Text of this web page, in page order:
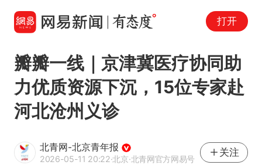
打开
瓣瓣一线｜京津冀医疗协同助
力优质资源下沉，15位专家赴
河北沧州义诊
北青网-北京青年报
2026-05-11 20:22·北京·北青网官方网易号
关注